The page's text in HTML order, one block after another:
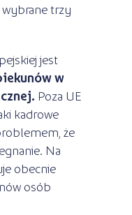
wybrane trzy
jest
w
Poza UE
kadrowe
że
Na
obecnie
osób